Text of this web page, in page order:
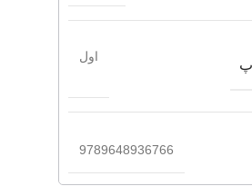
اول
9789648936766